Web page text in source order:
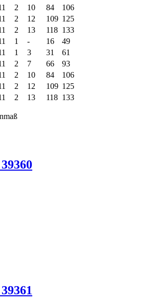
2 10 84
106
2 12 109 125
2 13 118 133
1 - 16
49
1 3 31
61
2 7 66
93
2 10 84
106
2 12 109 125
2 13 118 133